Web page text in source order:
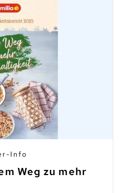
Info
Weg zu mehr